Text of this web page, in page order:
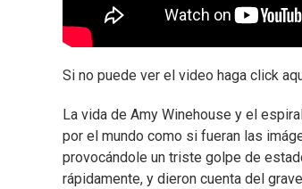
Si no puede ver el video haga click
La vida de Amy Winehouse y el
por el mundo como si fueran las
provocándole un triste golpe de
rápidamente, y dieron cuenta del